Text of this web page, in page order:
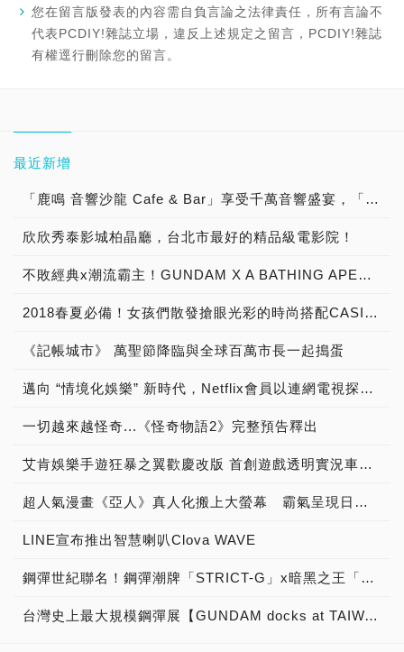
您在留言版發表的內容需自負言論之法律責任，所有言論不
代表PCDIY!雜誌立場，違反上述規定之留言，PCDIY!雜誌
有權逕行刪除您的留言。
最近新增
「鹿鳴 音響沙龍 Cafe & Bar」享受千萬音響盛宴，「聽黑膠 古典樂 流行音樂 談音樂 聊音響 喝咖啡 品美酒」體驗「Burmester 柏林之音旗艦擴大器」與「B&W Nautilus 鸚鵡螺頂級喇叭 」發燒音響迷人魅力！
欣欣秀泰影城柏晶廳，台北市最好的精品級電影院！
不敗經典x潮流霸主！GUNDAM X A BATHING APE® 首度跨界合作
2018春夏必備！女孩們散發搶眼光彩的時尚搭配CASIO TR Mini X JILL by JILLSTUART櫻花粉浪漫限量組合
《記帳城市》 萬聖節降臨與全球百萬市長一起搗蛋
邁向 “情境化娛樂” 新時代，Netflix會員以連網電視探索娛樂新視界
一切越來越怪奇...《怪奇物語2》完整預告釋出
艾肯娛樂手遊狂暴之翼歡慶改版 首創遊戲透明實況車「狂暴列車」現身台北街頭
超人氣漫畫《亞人》真人化搬上大螢幕 霸氣呈現日系變種人的磅礡大戰！
LINE宣布推出智慧喇叭Clova WAVE
鋼彈世紀聯名！鋼彈潮牌「STRICT-G」x暗黑之王「mastermind JAPAN」
台灣史上最大規模鋼彈展【GUNDAM docks at TAIWAN】磅礡登場